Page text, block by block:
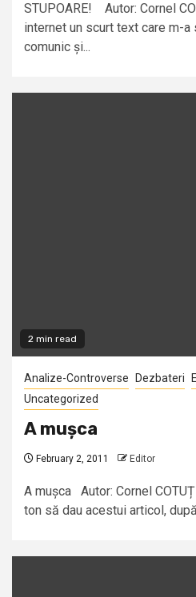
STUPOARE! Autor: Cornel
internet un scurt text care m-a
comunic și...
2 min read
Analize-Controverse Dezbateri
Uncategorized
A mușca
February 2, 2011 Editor
A mușca Autor: Cornel
ton să dau acestui articol,